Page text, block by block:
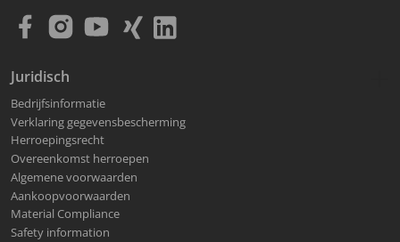
Juridisch
Bedrijfsinformatie
Verklaring gegevensbescherming
Herroepingsrecht
Overeenkomst herroepen
Algemene voorwaarden
Aankoopvoorwaarden
Material Compliance
Safety information